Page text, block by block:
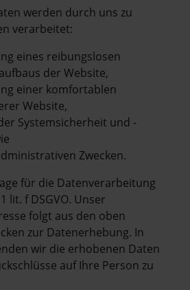
werden durch uns zu
verarbeitet:
eines reibungslosen
der Website,
einer komfortablen
Website,
Systemsicherheit und -
Zwecken.
für die Datenverarbeitung
lit. f DSGVO. Unser
folgt aus den oben
zur Datenerhebung. In
wir die erhobenen Daten
auf Ihre Person zu